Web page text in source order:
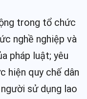
trong tổ chức
nghề nghiệp và
pháp luật; yêu
hiện quy chế dân
sử dụng lao